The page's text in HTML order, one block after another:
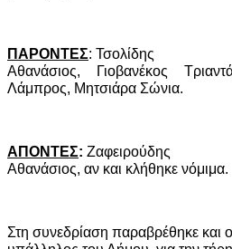
ΠΑΡΟΝΤΕΣ: Τσολίδης
Αθανάσιος, Γιοβανέκος
Λάμπρος, Μητσιάρα Σώνια.
ΑΠΟΝΤΕΣ: Ζαφειρούδης
Αθανάσιος, αν και κλήθηκε νόμιμα.
Στη συνεδρίαση παραβρέθηκε και